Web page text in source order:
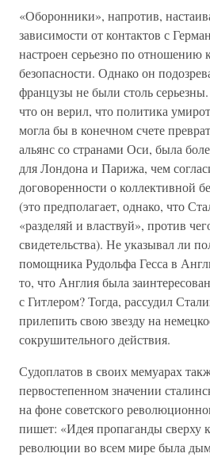
«Оборонники», напротив,
зависимости от контактов с
настроен серьезно по отношению
безопасности. Однако он
французы не были столь
что он верил, что политика
могла бы в конечном счете
альянс со странами Оси, была
для Лондона и Парижа, чем
договоренности о коллективной
(это предполагает, однако, что
«разделяй и властвуй», против
свидетельства). Не указывал ли
помощника Рудольфа Гесса в
то, что Англия была
с Гитлером? Тогда, рассудил
прилепить свою звезду на
сокрушительного действия.
Судоплатов в своих мемуарах
первостепенном значении
на фоне советского
пишет: «Идея пропаганды сверху
революции во всем мире была